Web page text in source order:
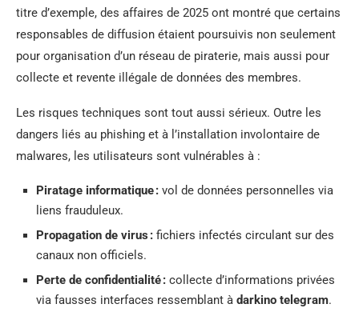
titre d’exemple, des affaires de 2025 ont montré que certains
responsables de diffusion étaient poursuivis non seulement
pour organisation d’un réseau de piraterie, mais aussi pour
collecte et revente illégale de données des membres.
Les risques techniques sont tout aussi sérieux. Outre les
dangers liés au phishing et à l’installation involontaire de
malwares, les utilisateurs sont vulnérables à :
Piratage informatique : vol de données personnelles via
liens frauduleux.
Propagation de virus : fichiers infectés circulant sur des
canaux non officiels.
Perte de confidentialité : collecte d’informations privées
via fausses interfaces ressemblant à darkino telegram.